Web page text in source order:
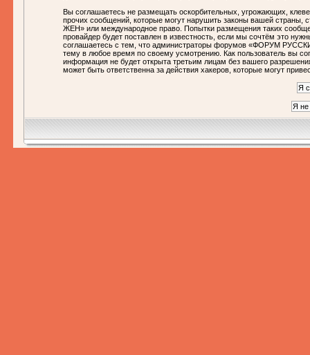
Вы соглашаетесь не размещать оскорбительных, угрожающих,
прочих сообщений, которые могут нарушить законы вашей
ЖЕН» или международное право. Попытки размещения таких
провайдер будет поставлен в известность, если мы сочтём это
соглашаетесь с тем, что администраторы форумов «ФОРУМ
тему в любое время по своему усмотрению. Как пользователь вы
информация не будет открыта третьим лицам без вашего
может быть ответственна за действия хакеров, которые могут